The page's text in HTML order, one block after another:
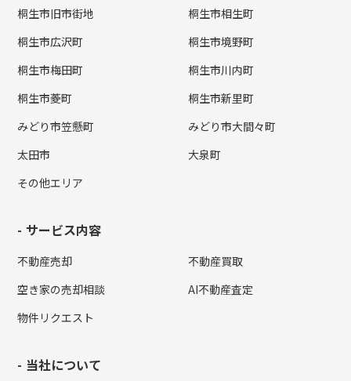
桐生市旧市街地
桐生市相生町
桐生市広沢町
桐生市境野町
桐生市梅田町
桐生市川内町
桐生市菱町
桐生市新里町
みどり市笠懸町
みどり市大間々町
太田市
大泉町
その他エリア
サービス内容
不動産売却
不動産買取
空き家の売却相談
AI不動産査定
物件リクエスト
当社について